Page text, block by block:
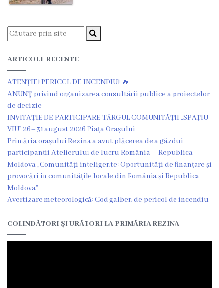
decizional
Regulamente
Audieri
publice
Procese-
Verbale
ale
ședințelor
Autorizații
de
construire
ARTICOLE RECENTE
ATENȚIE! PERICOL DE INCENDIU! 🔥
ANUNŢ privind organizarea consultării publice a proiectelor
de decizie
INVITAȚIE DE PARTICIPARE TÂRGUL COMUNITĂȚII „SPAȚIU
VIU” 26–31 august 2026 Piața Orașului
Primăria orașului Rezina a avut plăcerea de a găzdui
participanții Atelierului de lucru România – Republica
Moldova „Comunități inteligente: Oportunități de finanțare și
provocări în comunitățile locale din România și Republica
Moldova”
Avertizare meteorologică: Cod galben de pericol de incendiu
COLINDĂTORI ȘI URĂTORI LA PRIMĂRIA REZINA